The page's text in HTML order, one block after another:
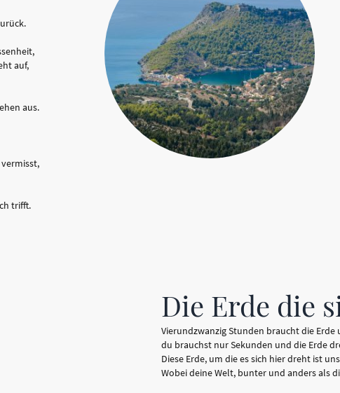
auf,
aus.
trifft.
Die Erde die
Vierundzwanzig Stunden braucht die Erde
du brauchst nur Sekunden und die Erde
Diese Erde, um die es sich hier dreht ist
Wobei deine Welt, bunter und anders als